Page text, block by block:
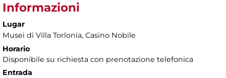
Informazioni
Lugar
Musei di Villa Torlonia, Casino Nobile
Horario
Disponibile su richiesta con prenotazione telefonica
Entrada